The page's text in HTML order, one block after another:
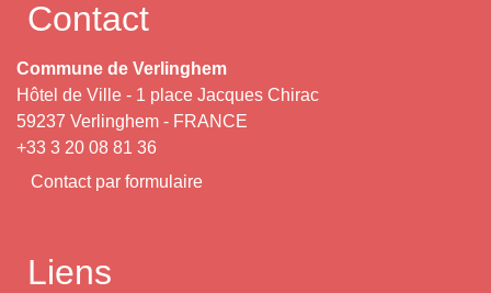
Contact
Commune de Verlinghem
Hôtel de Ville - 1 place Jacques Chirac
59237 Verlinghem - FRANCE
+33 3 20 08 81 36
Contact par formulaire
Liens